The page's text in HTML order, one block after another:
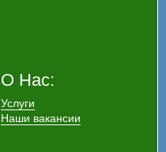
О Нас:
Услуги
Наши вакансии